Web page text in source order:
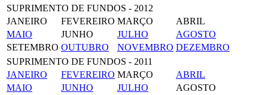
SUPRIMENTO DE FUNDOS - 2012
JANEIRO
FEVEREIRO MARÇO
ABRIL
MAIO
JUNHO JULHO
AGOSTO
SETEMBRO OUTUBRO NOVEMBRO DEZEMBRO
SUPRIMENTO DE FUNDOS - 2011
JANEIRO
FEVEREIRO MARÇO
ABRIL
MAIO
JUNHO JULHO
AGOSTO